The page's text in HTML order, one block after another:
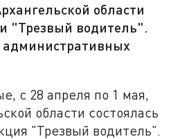
области
"Трезвый водитель".
административных
с 28 апреля по 1 мая,
области состоялась
"Трезвый водитель".